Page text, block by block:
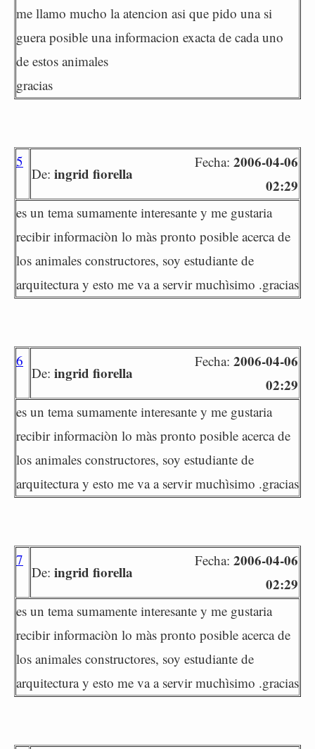
me llamo mucho la atencion asi que pido una si
guera posible una informacion exacta de cada uno
de estos animales
gracias
5
De: ingrid fiorella
Fecha: 2006-04-06
02:29
es un tema sumamente interesante y me gustaria
recibir informaciòn lo màs pronto posible acerca de
los animales constructores, soy estudiante de
arquitectura y esto me va a servir muchìsimo .gracias
6
De: ingrid fiorella
Fecha: 2006-04-06
02:29
es un tema sumamente interesante y me gustaria
recibir informaciòn lo màs pronto posible acerca de
los animales constructores, soy estudiante de
arquitectura y esto me va a servir muchìsimo .gracias
7
De: ingrid fiorella
Fecha: 2006-04-06
02:29
es un tema sumamente interesante y me gustaria
recibir informaciòn lo màs pronto posible acerca de
los animales constructores, soy estudiante de
arquitectura y esto me va a servir muchìsimo .gracias